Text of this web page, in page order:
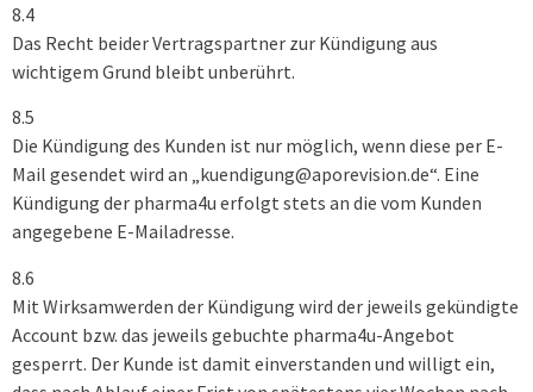
8.4
Das Recht beider Vertragspartner zur Kündigung aus
wichtigem Grund bleibt unberührt.
8.5
Die Kündigung des Kunden ist nur möglich, wenn diese per E-
Mail gesendet wird an „kuendigung@aporevision.de“. Eine
Kündigung der pharma4u erfolgt stets an die vom Kunden
angegebene E-Mailadresse.
8.6
Mit Wirksamwerden der Kündigung wird der jeweils gekündigte
Account bzw. das jeweils gebuchte pharma4u-Angebot
gesperrt. Der Kunde ist damit einverstanden und willigt ein,